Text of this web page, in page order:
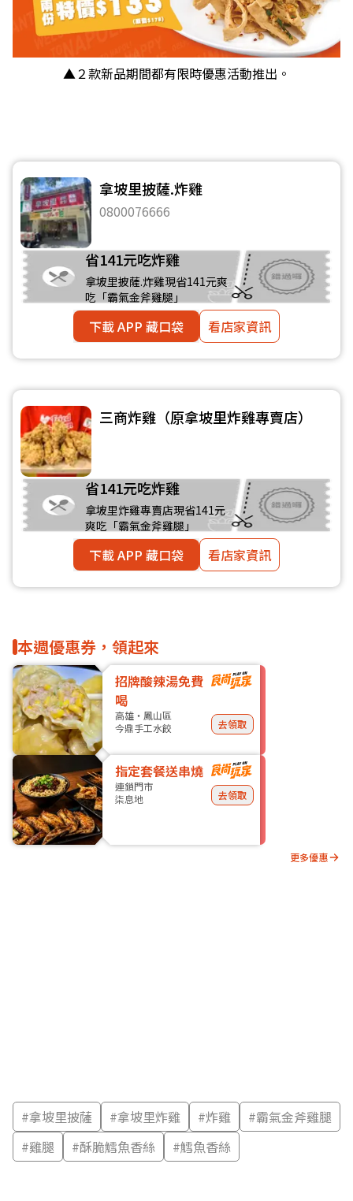
▲２款新品期間都有限時優惠活動推出。
拿坡里披薩.炸雞
0800076666
省141元吃炸雞
拿坡里披薩.炸雞現省141元爽
吃「霸氣金斧雞腿」
下載 APP 藏口袋 看店家資訊
三商炸雞（原拿坡里炸雞專賣店）
省141元吃炸雞
拿坡里炸雞專賣店現省141元
爽吃「霸氣金斧雞腿」
下載 APP 藏口袋 看店家資訊
本週優惠券，領起來
招牌酸辣湯免費
喝
高雄・鳳山區
今鼎手工水餃
去領取
指定套餐送串燒
連鎖門市
柒息地
去領取
更多優惠
#拿坡里披薩 #拿坡里炸雞 #炸雞 #霸氣金斧雞腿
#雞腿 #酥脆鱈魚香絲 #鱈魚香絲